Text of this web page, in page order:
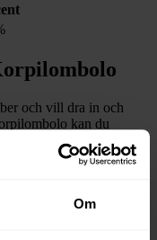
Om
och vill dra in och
kan du
direkt. Se listan över